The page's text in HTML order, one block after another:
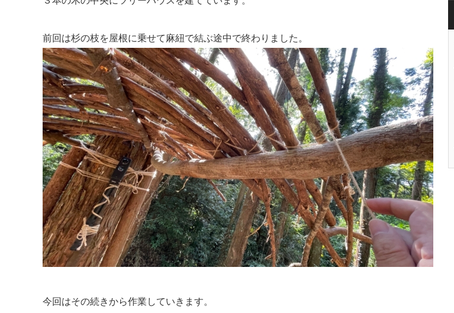
前回は杉の枝を屋根に乗せて麻紐で結ぶ途中で終わりました。
今回はその続きから作業していきます。